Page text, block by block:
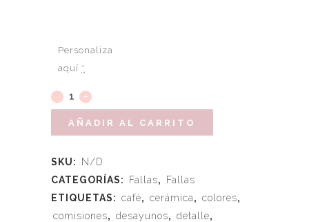
Personaliza
aquí *
AÑADIR AL CARRITO
SKU:
N/D
CATEGORÍAS:
Fallas,
Fallas
ETIQUETAS: café, cerámica, colores,
comisiones, desayunos, detalle,